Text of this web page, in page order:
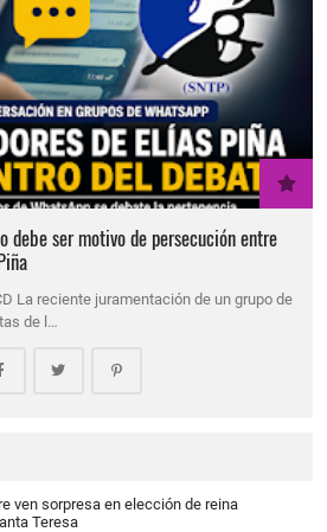
debe ser motivo de persecución entre
La reciente juramentación de un grupo de
de l…
ven sorpresa en elección de reina
Teresa